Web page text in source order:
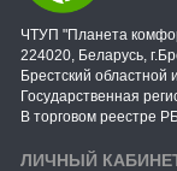
ЧТУП "Планета
224020, Беларусь,
Брестский областной
Государственная
В торговом реестре
ЛИЧНЫЙ